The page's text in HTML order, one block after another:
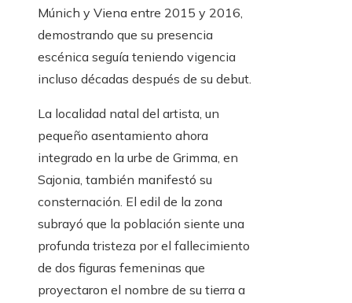
Múnich y Viena entre 2015 y 2016,
demostrando que su presencia
escénica seguía teniendo vigencia
incluso décadas después de su debut.
La localidad natal del artista, un
pequeño asentamiento ahora
integrado en la urbe de Grimma, en
Sajonia, también manifestó su
consternación. El edil de la zona
subrayó que la población siente una
profunda tristeza por el fallecimiento
de dos figuras femeninas que
proyectaron el nombre de su tierra a